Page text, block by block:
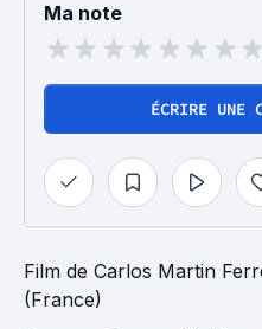
Ma note
ÉCRIRE UNE
Film de Carlos Martin
(France)